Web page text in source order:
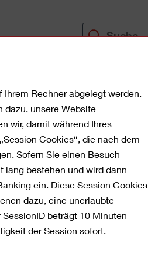
Rechner abgelegt werden.
dazu, unsere Website
wir, damit während Ihres
Cookies“, die nach dem
Sofern Sie einen Besuch
lang bestehen und wird dann
ein. Diese Session Cookies
dazu, eine unerlaubte
beträgt 10 Minuten
der Session sofort.